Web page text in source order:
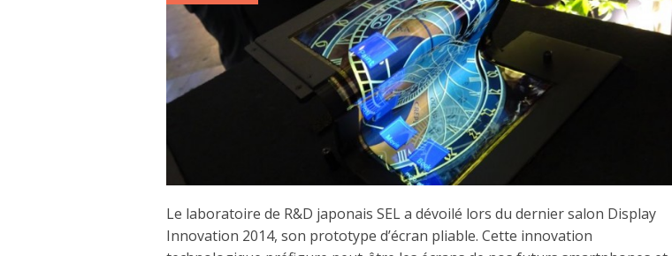
Le laboratoire de R&D japonais SEL a dévoilé lors du dernier salon Display
Innovation 2014, son prototype d’écran pliable. Cette innovation